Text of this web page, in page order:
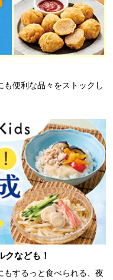
便利な品々をストックし
なども！
もするっと食べられる、夜